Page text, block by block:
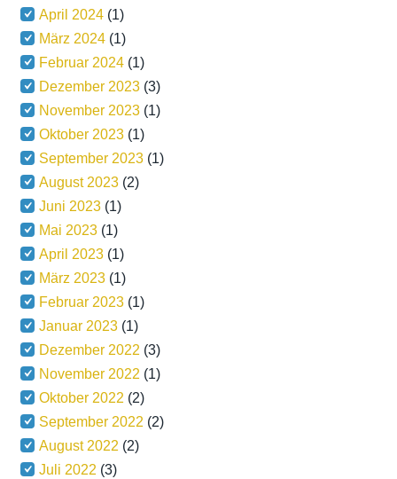
April 2024 (1)
März 2024 (1)
Februar 2024 (1)
Dezember 2023 (3)
November 2023 (1)
Oktober 2023 (1)
September 2023 (1)
August 2023 (2)
Juni 2023 (1)
Mai 2023 (1)
April 2023 (1)
März 2023 (1)
Februar 2023 (1)
Januar 2023 (1)
Dezember 2022 (3)
November 2022 (1)
Oktober 2022 (2)
September 2022 (2)
August 2022 (2)
Juli 2022 (3)